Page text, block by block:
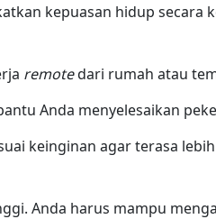
kepuasan hidup secara
remotedari rumah atau
Anda menyelesaikan
keinginan agar terasa
Anda harus mampu